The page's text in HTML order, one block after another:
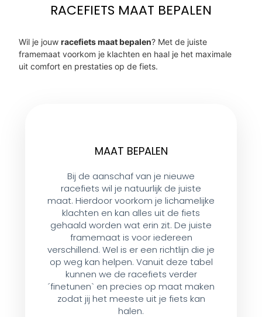
RACEFIETS MAAT BEPALEN
Wil je jouwracefiets maat bepalen? Met de juiste
framemaat voorkom je klachten en haal je het maximale
uit comfort en prestaties op de fiets.
MAAT BEPALEN
Bij de aanschaf van je nieuwe
racefiets wil je natuurlijk de juiste
maat. Hierdoor voorkom je lichamelijke
klachten en kan alles uit de fiets
gehaald worden wat erin zit. De juiste
framemaat is voor iedereen
verschillend. Wel is er een richtlijn die je
op weg kan helpen. Vanuit deze tabel
kunnen we de racefiets verder
´finetunen` en precies op maat maken
zodat jij het meeste uit je fiets kan
halen.